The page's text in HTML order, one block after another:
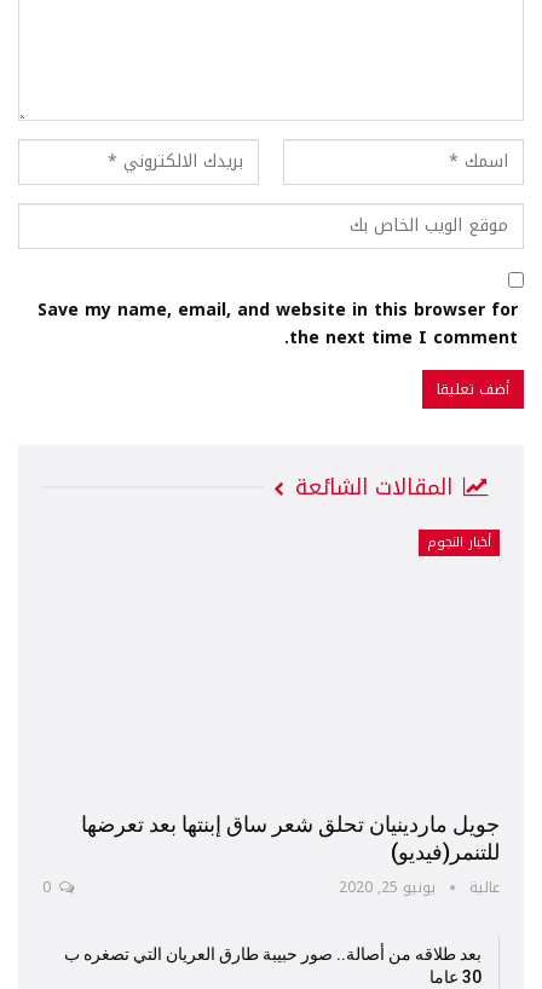
Save my name, email, and website in this browser for
the next time I comment.
المقالات الشائعة
أخبار النجوم
جويل ماردينيان تحلق شعر ساق إبنتها بعد تعرضها
للتنمر(فيديو)
عالية يونيو 25, 2020
بعد طلاقه من أصالة.. صور حبيبة طارق العريان التي تصغره ب
30 عاما